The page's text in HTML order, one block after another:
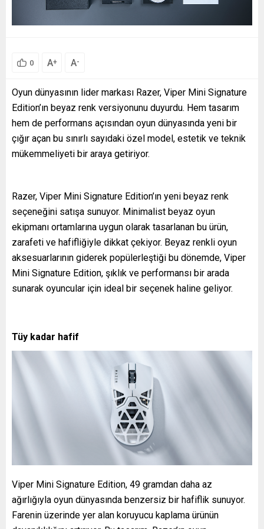
0 A+ A-
Oyun dünyasının lider markası Razer, Viper Mini Signature
Edition’ın beyaz renk versiyonunu duyurdu. Hem tasarım
hem de performans açısından oyun dünyasında yeni bir
çığır açan bu sınırlı sayıdaki özel model, estetik ve teknik
mükemmeliyeti bir araya getiriyor.
Razer, Viper Mini Signature Edition’ın yeni beyaz renk
seçeneğini satışa sunuyor. Minimalist beyaz oyun
ekipmanı ortamlarına uygun olarak tasarlanan bu ürün,
zarafeti ve hafifliğiyle dikkat çekiyor. Beyaz renkli oyun
aksesuarlarının giderek popülerleştiği bu dönemde, Viper
Mini Signature Edition, şıklık ve performansı bir arada
sunarak oyuncular için ideal bir seçenek haline geliyor.
Tüy kadar hafif
Viper Mini Signature Edition, 49 gramdan daha az
ağırlığıyla oyun dünyasında benzersiz bir hafiflik sunuyor.
Farenin üzerinde yer alan koruyucu kaplama ürünün